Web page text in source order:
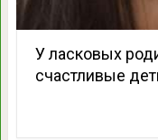
У ласковых
счастливые